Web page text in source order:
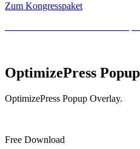
Zum Kongresspaket
OptimizePress
OptimizePress Popup Overlay.
Free Download